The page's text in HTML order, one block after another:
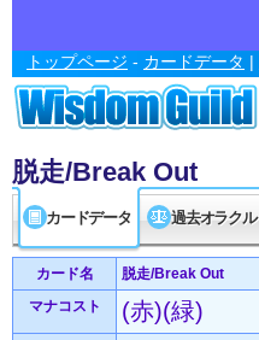
トップページ - カードデータ |
脱走/Break Out
カードデータ 過去オラクル
カード名
脱走/Break Out
マナコスト
(赤)(緑)